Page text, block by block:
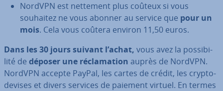
NordVPN est nettement plus coûteux si vous
souhaitez ne vous abonner au service que pour un
mois. Cela vous coûtera environ 11,50 euros.
Dans les 30 jours suivant l’achat, vous avez la pos­si­bi­
lité de déposer une ré­cla­ma­tion auprès de NordVPN.
NordVPN accepte PayPal, les cartes de crédit, les crypto-
devises et divers services de paiement virtuel. En termes